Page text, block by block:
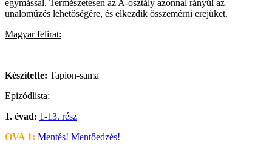
egymással. Természetesen az A-osztály azonnal rányúl az
unaloműzés lehetőségére, és elkezdik összemérni erejüket.
Magyar felirat:
Készítette: Tapion-sama
Epizódlista:
1. évad: 1-13. rész
OVA 1: Mentés! Mentőedzés!